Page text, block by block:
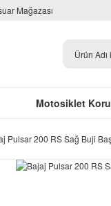
Mağazası
Motosiklet
Pulsar 200 RS Sağ Buji